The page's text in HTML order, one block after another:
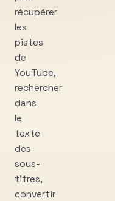
récupérer
les
pistes
de
YouTube,
rechercher
dans
le
texte
des
sous-
titres,
convertir